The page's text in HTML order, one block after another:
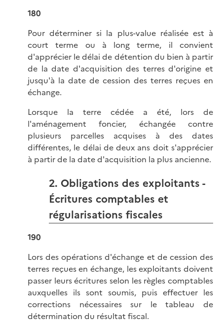
180
Pour déterminer si la plus-value réalisée est à
court terme ou à long terme, il convient
d'apprécier le délai de détention du bien à partir
de la date d'acquisition des terres d'origine et
jusqu'à la date de cession des terres reçues en
échange.
Lorsque la terre cédée a été, lors de
l'aménagement foncier, échangée contre
plusieurs parcelles acquises à des dates
différentes, le délai de deux ans doit s'apprécier
à partir de la date d'acquisition la plus ancienne.
2. Obligations des exploitants -
Écritures comptables et
régularisations fiscales
190
Lors des opérations d'échange et de cession des
terres reçues en échange, les exploitants doivent
passer leurs écritures selon les règles comptables
auxquelles ils sont soumis, puis effectuer les
corrections nécessaires sur le tableau de
détermination du résultat fiscal.